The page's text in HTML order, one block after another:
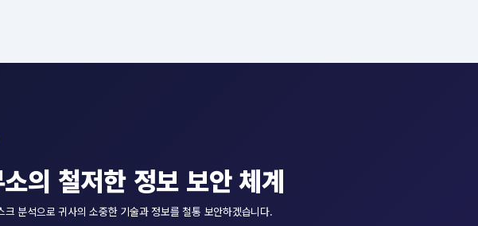
의 철저한 정보 보안 체계
분석으로 귀사의 소중한 기술과 정보를 철통 보안하겠습니다.